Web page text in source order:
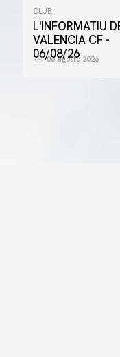
CLUB
L'INFORMATIU DEL
VALENCIA CF -
06/08/26
06 agosto 2026